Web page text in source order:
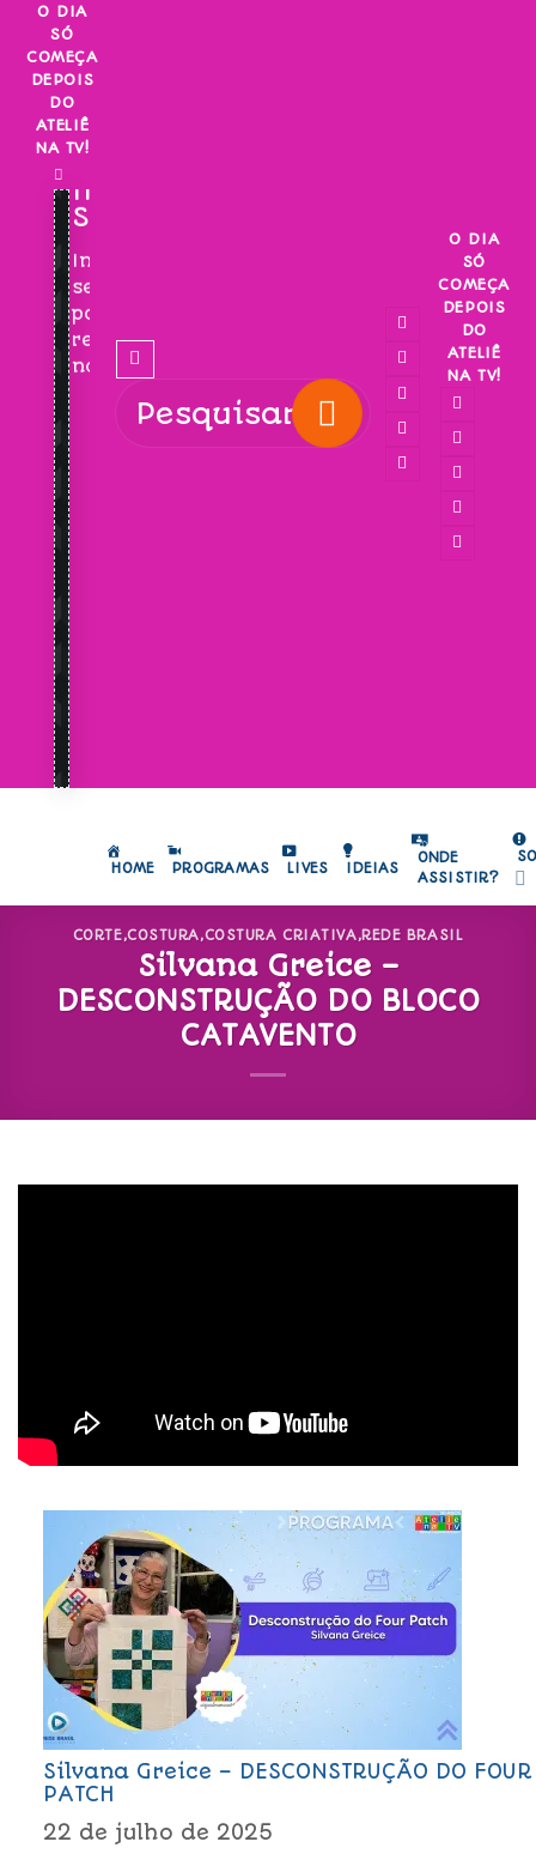
Skip
content
O DIA
SÓ
COMEÇA
DEPOIS
DO
ATELIÊ
NA TV!
INSCREVA-
SE!
Inscreva-
se
para
receber
novidades!
O DIA
SÓ
COMEÇA
DEPOIS
DO
ATELIÊ
NA TV!
HOME PROGRAMAS LIVES IDEIAS
ONDE
ASSISTIR?
CORTE,COSTURA,COSTURA CRIATIVA,REDE BRASIL
Silvana Greice –
DESCONSTRUÇÃO DO BLOCO
CATAVENTO
Silvana Greice – DESCONSTRUÇÃO DO FOUR
PATCH
22 de julho de 2025